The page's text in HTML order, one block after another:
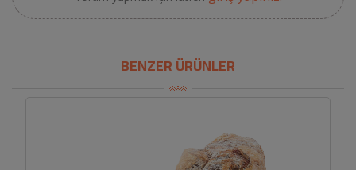
BENZER ÜRÜNLER